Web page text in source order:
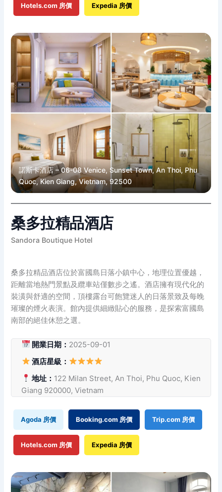
Hotels.com 房價 Expedia 房價
諾斯卡酒店 – 06-08 Venice, Sunset Town, An Thoi, Phu
Quoc, Kien Giang, Vietnam, 92500
桑多拉精品酒店
Sandora Boutique Hotel
桑多拉精品酒店位於富國島日落小鎮中心，地理位置優越，
距離當地熱門景點及纜車站僅數步之遙。酒店擁有現代化的
裝潢與舒適的空間，頂樓露台可飽覽迷人的日落景致及每晚
璀璨的煙火表演。館內提供細緻貼心的服務，是探索富國島
南部的絕佳休憩之選。
開業日期： 2025-09-01
酒店星級：
地址： 122 Milan Street, An Thoi, Phu Quoc, Kien
Giang 920000, Vietnam
Agoda 房價 Booking.com 房價 Trip.com 房價
Hotels.com 房價 Expedia 房價